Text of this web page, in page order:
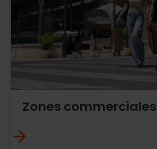
Zones commerciales